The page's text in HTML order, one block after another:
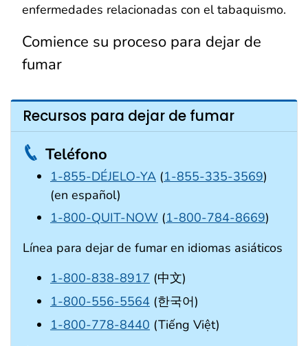
enfermedades relacionadas con el tabaquismo.
Comience su proceso para dejar de
fumar
Recursos para dejar de fumar
Teléfono
1-855-DÉJELO-YA (1-855-335-3569)
(en español)
1-800-QUIT-NOW (1-800-784-8669)
Línea para dejar de fumar en idiomas asiáticos
1-800-838-8917 (中文)
1-800-556-5564 (한국어)
1-800-778-8440 (Tiếng Việt)